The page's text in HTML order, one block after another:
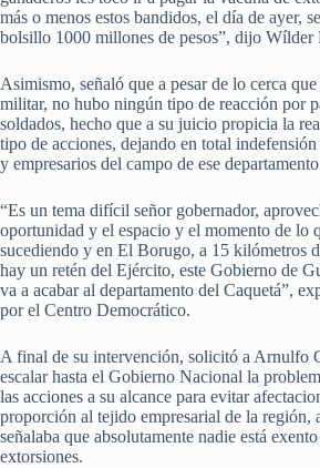
más o menos estos bandidos, el día de ayer,
bolsillo 1000 millones de pesos”, dijo Wílder
Asimismo, señaló que a pesar de lo cerca que
militar, no hubo ningún tipo de reacción por
soldados, hecho que a su juicio propicia la
tipo de acciones, dejando en total indefensión
y empresarios del campo de ese
“Es un tema difícil señor gobernador,
oportunidad y el espacio y el momento de lo
sucediendo y en El Borugo, a 15 kilómetros
hay un retén del Ejército, este Gobierno de
va a acabar al departamento del Caquetá”,
por el Centro Democrático.
A final de su intervención, solicitó a Arnulfo
escalar hasta el Gobierno Nacional la
las acciones a su alcance para evitar
proporción al tejido empresarial de la región,
señalaba que absolutamente nadie está
extorsiones.